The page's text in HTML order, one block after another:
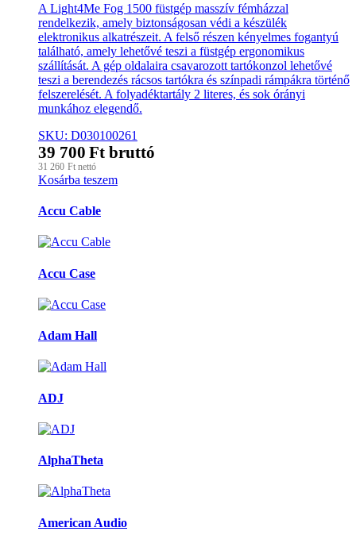
A Light4Me Fog 1500 füstgép masszív fémházzal
rendelkezik, amely biztonságosan védi a készülék
elektronikus alkatrészeit. A felső részen kényelmes fogantyú
található, amely lehetővé teszi a füstgép ergonomikus
szállítását. A gép oldalaira csavarozott tartókonzol lehetővé
teszi a berendezés rácsos tartókra és színpadi rámpákra történő
felszerelését. A folyadéktartály 2 literes, és sok órányi
munkához elegendő.
SKU: D030100261
39 700 Ft bruttó
31 260 Ft nettó
Kosárba teszem
Márkák
karusszel
Accu Cable
Accu Case
Adam Hall
ADJ
AlphaTheta
American Audio